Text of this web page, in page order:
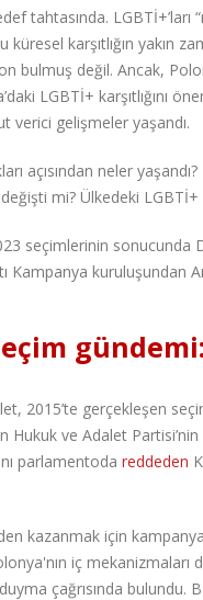
tahtasında. LGBTİ+’ları
karşıtlığın yakın
bulmuş değil. Ancak,
LGBTİ+ karşıtlığını
verici gelişmeler yaşandı.
açısından neler
mi? Ülkedeki LGBTİ+
seçimlerinin sonucunda
Kampanya kuruluşundan
2015’te gerçekleşen
ve Adalet
parlamentoda reddeden
kazanmak için
iç mekanizmaları
çağrısında bulundu.